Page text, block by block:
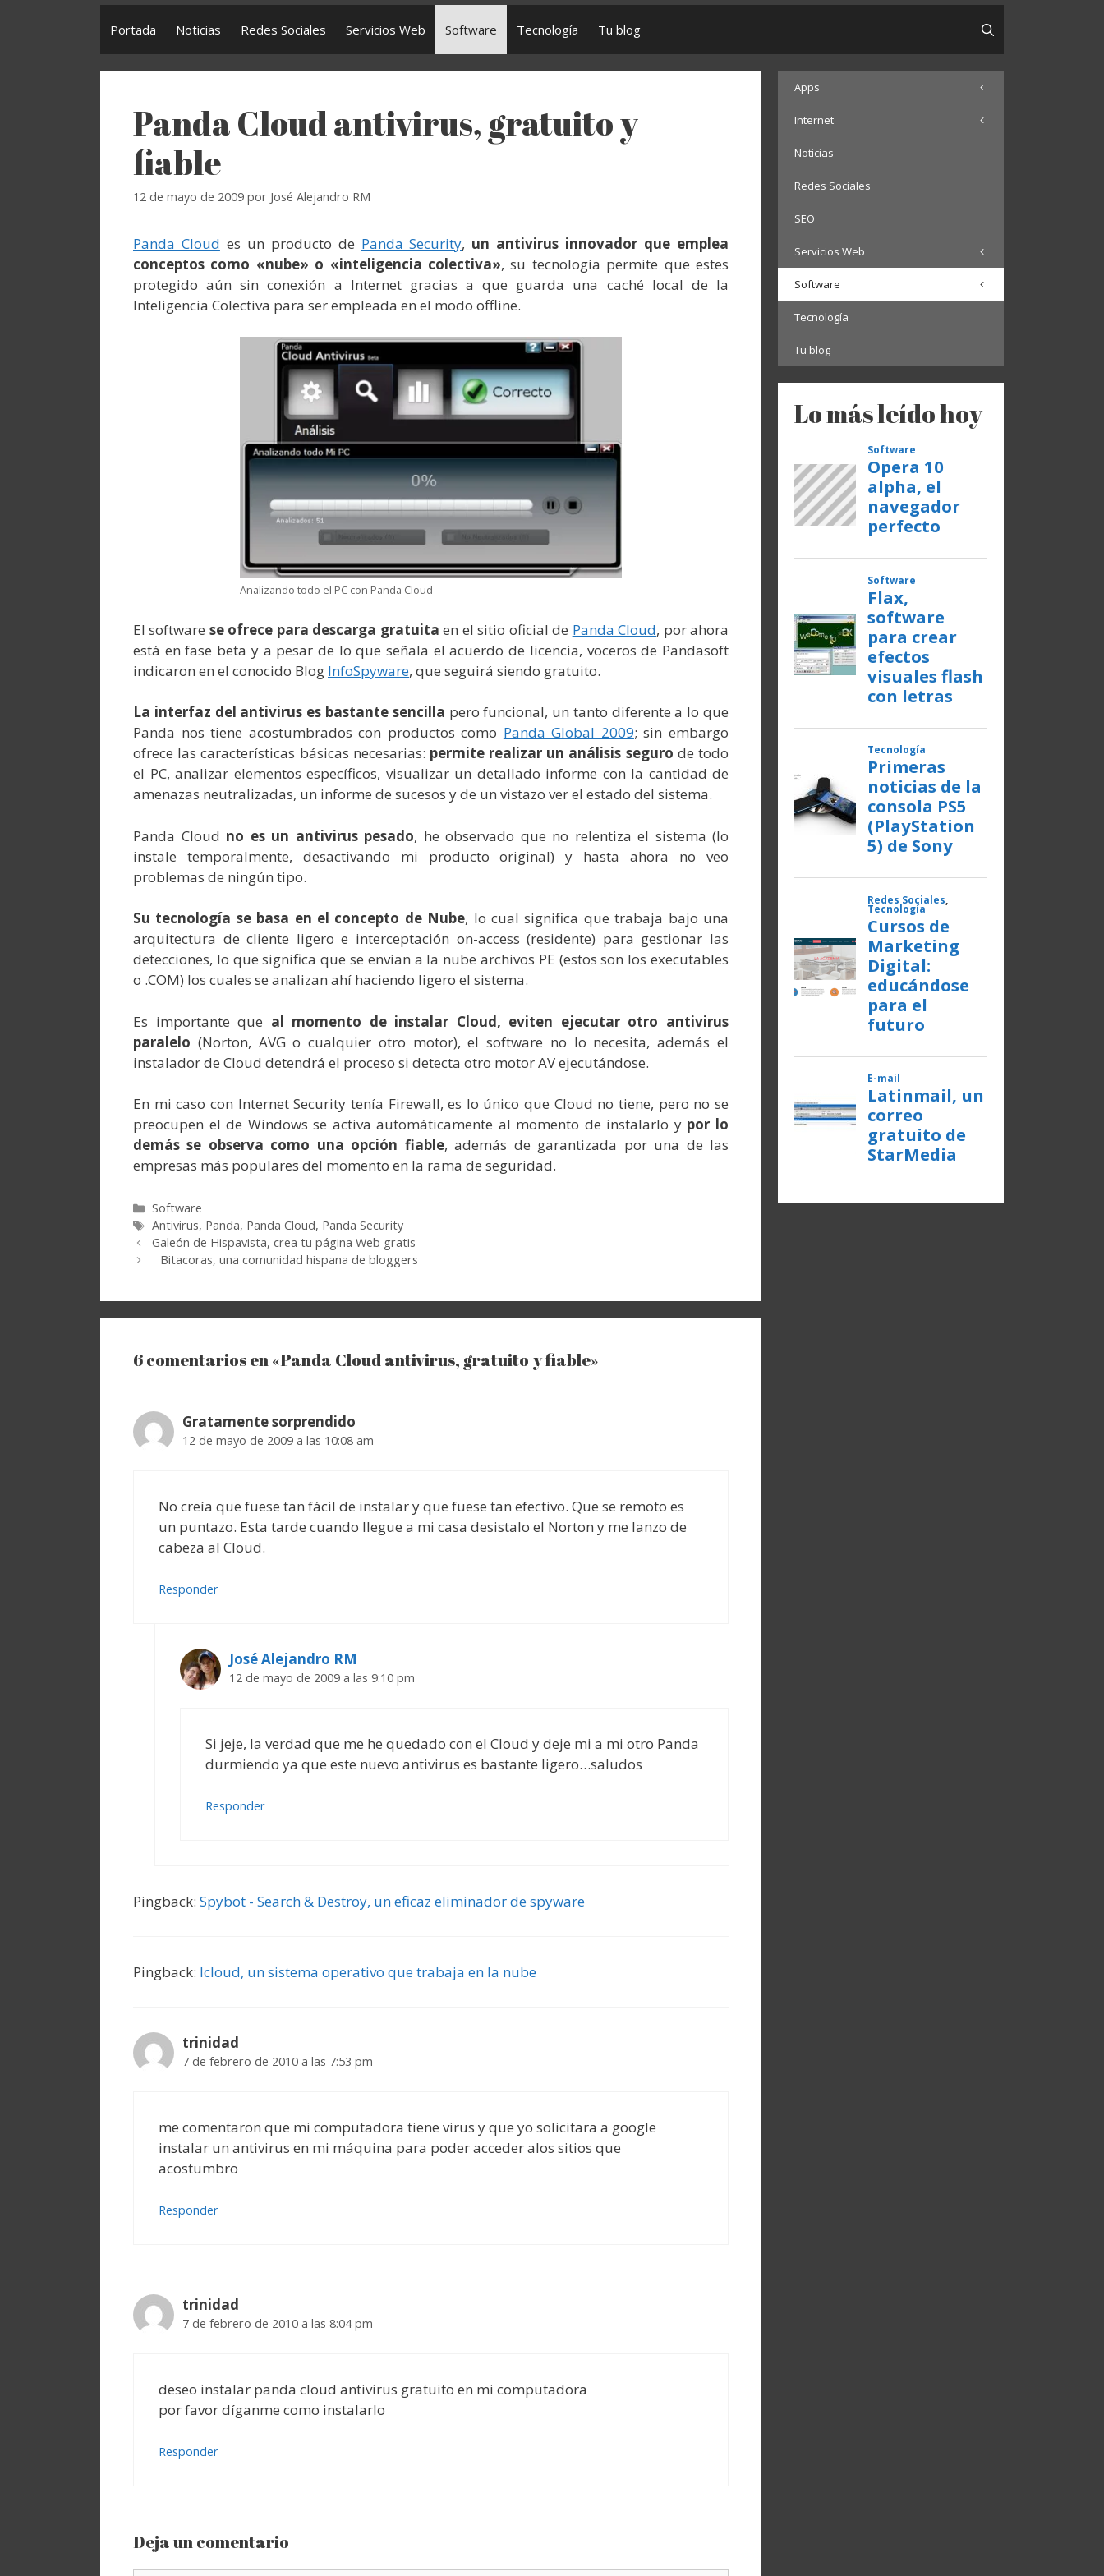
Portada Noticias Redes Sociales Servicios Web Software Tecnología Tu blog
Panda Cloud antivirus, gratuito y
fiable
12 de mayo de 2009 por José Alejandro RM
Panda Cloud es un producto de Panda Security, un antivirus innovador que emplea
conceptos como «nube» o «inteligencia colectiva», su tecnología permite que estes
protegido aún sin conexión a Internet gracias a que guarda una caché local de la
Inteligencia Colectiva para ser empleada en el modo offline.
Analizando todo el PC con Panda Cloud
El software se ofrece para descarga gratuitaen el sitio oficial de Panda Cloud, por ahora
está en fase beta y a pesar de lo que señala el acuerdo de licencia, voceros de Pandasoft
indicaron en el conocido Blog InfoSpyware, que seguirá siendo gratuito.
La interfaz del antivirus es bastante sencilla pero funcional, un tanto diferente a lo que
Panda nos tiene acostumbrados con productos como Panda Global 2009; sin embargo
ofrece las características básicas necesarias: permite realizar un análisis seguro de todo
el PC, analizar elementos específicos, visualizar un detallado informe con la cantidad de
amenazas neutralizadas, un informe de sucesos y de un vistazo ver el estado del sistema.
Panda Cloud no es un antivirus pesado, he observado que no relentiza el sistema (lo
instale temporalmente, desactivando mi producto original) y hasta ahora no veo
problemas de ningún tipo.
Su tecnología se basa en el concepto de Nube, lo cual significa que trabaja bajo una
arquitectura de cliente ligero e interceptación on-access (residente) para gestionar las
detecciones, lo que significa que se envían a la nube archivos PE (estos son los executables
o .COM) los cuales se analizan ahí haciendo ligero el sistema.
Es importante que al momento de instalar Cloud, eviten ejecutar otro antivirus
paralelo (Norton, AVG o cualquier otro motor), el software no lo necesita, además el
instalador de Cloud detendrá el proceso si detecta otro motor AV ejecutándose.
En mi caso con Internet Security tenía Firewall, es lo único que Cloud no tiene, pero no se
preocupen el de Windows se activa automáticamente al momento de instalarlo y por lo
demás se observa como una opción fiable, además de garantizada por una de las
empresas más populares del momento en la rama de seguridad.
Categorías
Software
Etiquetas
Antivirus, Panda, Panda Cloud, Panda Security
Galeón de Hispavista, crea tu página Web gratis
Bitacoras, una comunidad hispana de bloggers
6 comentarios en «Panda Cloud antivirus, gratuito y fiable»
Gratamente sorprendido
12 de mayo de 2009 a las 10:08 am
No creía que fuese tan fácil de instalar y que fuese tan efectivo. Que se remoto es
un puntazo. Esta tarde cuando llegue a mi casa desistalo el Norton y me lanzo de
cabeza al Cloud.
Responder
José Alejandro RM
12 de mayo de 2009 a las 9:10 pm
Si jeje, la verdad que me he quedado con el Cloud y deje mi a mi otro Panda
durmiendo ya que este nuevo antivirus es bastante ligero…saludos
Responder
Pingback: Spybot - Search & Destroy, un eficaz eliminador de spyware
Pingback: Icloud, un sistema operativo que trabaja en la nube
trinidad
7 de febrero de 2010 a las 7:53 pm
me comentaron que mi computadora tiene virus y que yo solicitara a google
instalar un antivirus en mi máquina para poder acceder alos sitios que
acostumbro
Responder
trinidad
7 de febrero de 2010 a las 8:04 pm
deseo instalar panda cloud antivirus gratuito en mi computadora
por favor díganme como instalarlo
Responder
Deja un comentario
Apps
Internet
Noticias
Redes Sociales
SEO
Servicios Web
Software
Tecnología
Tu blog
Lo más leído hoy